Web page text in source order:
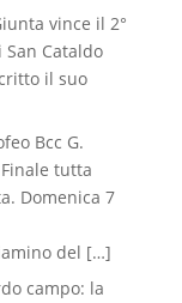
vince il 2°
Cataldo
il suo
Bcc G.
tutta
Domenica 7
del […]
campo: la